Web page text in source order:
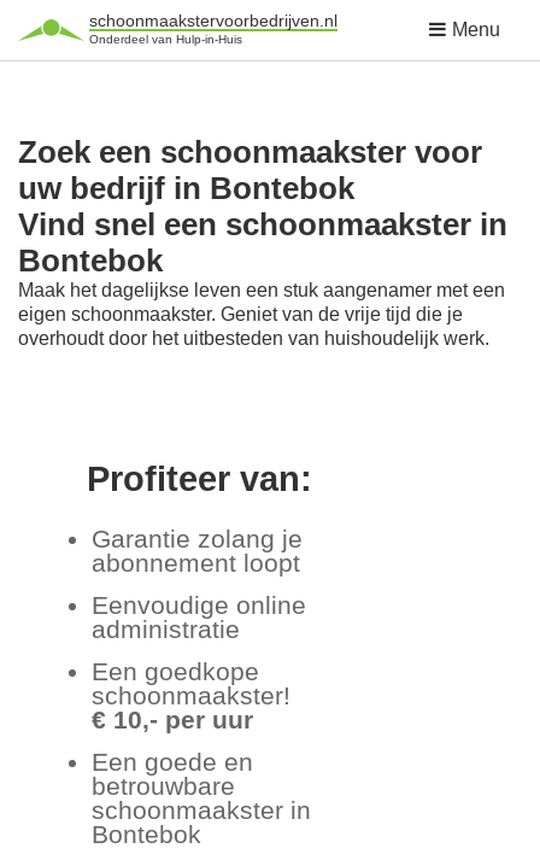
schoonmaakstervoorbedrijven.nl
Onderdeel van Hulp-in-Huis Menu
Zoek een schoonmaakster voor
uw bedrijf in Bontebok
Vind snel een schoonmaakster in
Bontebok
Maak het dagelijkse leven een stuk aangenamer met een
eigen schoonmaakster. Geniet van de vrije tijd die je
overhoudt door het uitbesteden van huishoudelijk werk.
Profiteer van:
Garantie zolang je
abonnement loopt
Eenvoudige online
administratie
Een goedkope
schoonmaakster!
€ 10,- per uur
Een goede en
betrouwbare
schoonmaakster in
Bontebok